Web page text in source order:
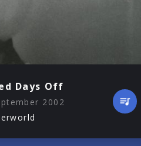
Days Off
2002